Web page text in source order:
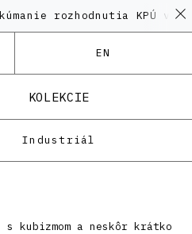
rozhodnutia KPÚ vo
EN
KOLEKCIE
Industriál
kubizmom a neskôr krátko